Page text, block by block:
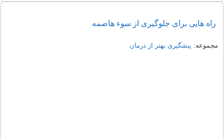
راه هایی برای جلوگیری از سوء هاضمه
مجموعه: پیشگیری بهتر از درمان